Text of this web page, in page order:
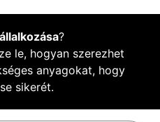
?
le, hogyan szerezhet
anyagokat, hogy
sikerét.